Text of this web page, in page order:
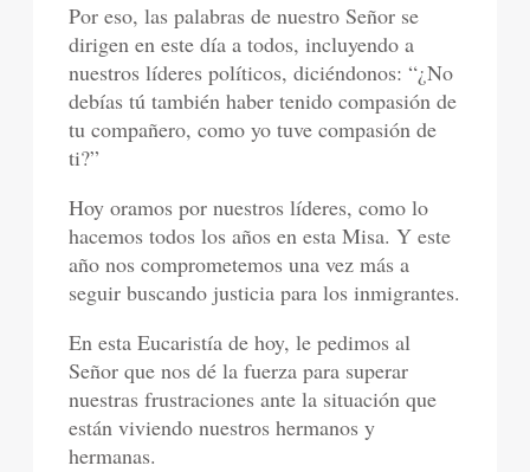
Por eso, las palabras de nuestro Señor se
dirigen en este día a todos, incluyendo a
nuestros líderes políticos, diciéndonos: “¿No
debías tú también haber tenido compasión de
tu compañero, como yo tuve compasión de
ti?”
Hoy oramos por nuestros líderes, como lo
hacemos todos los años en esta Misa. Y este
año nos comprometemos una vez más a
seguir buscando justicia para los inmigrantes.
En esta Eucaristía de hoy, le pedimos al
Señor que nos dé la fuerza para superar
nuestras frustraciones ante la situación que
están viviendo nuestros hermanos y
hermanas.